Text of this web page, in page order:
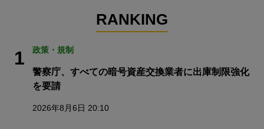
RANKING
1 政策・規制
警察庁、すべての暗号資産交換業者に出庫制限強化
を要請
2026年8月6日 20:10